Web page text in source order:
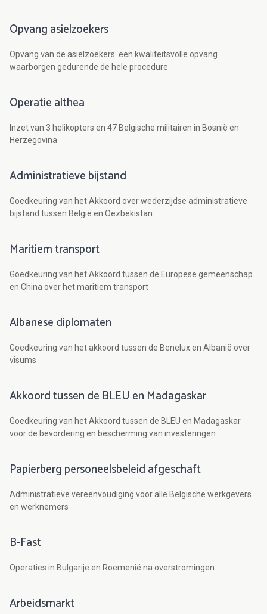
Opvang asielzoekers
Opvang van de asielzoekers: een kwaliteitsvolle opvang
waarborgen gedurende de hele procedure
Operatie althea
Inzet van 3 helikopters en 47 Belgische militairen in Bosnië en
Herzegovina
Administratieve bijstand
Goedkeuring van het Akkoord over wederzijdse administratieve
bijstand tussen België en Oezbekistan
Maritiem transport
Goedkeuring van het Akkoord tussen de Europese gemeenschap
en China over het maritiem transport
Albanese diplomaten
Goedkeuring van het akkoord tussen de Benelux en Albanië over
visums
Akkoord tussen de BLEU en Madagaskar
Goedkeuring van het Akkoord tussen de BLEU en Madagaskar
voor de bevordering en bescherming van investeringen
Papierberg personeelsbeleid afgeschaft
Administratieve vereenvoudiging voor alle Belgische werkgevers
en werknemers
B-Fast
Operaties in Bulgarije en Roemenië na overstromingen
Arbeidsmarkt